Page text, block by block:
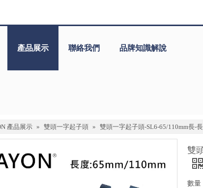
產品展示 聯絡我們 品牌知識解說
產品展示 » 雙頭一字起子頭 » 雙頭一字起子頭-SL6-65/110mm長-
雙
數量